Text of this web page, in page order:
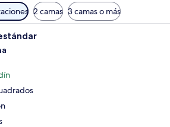
2 camas 3 camas o más
Habitación de hotel con